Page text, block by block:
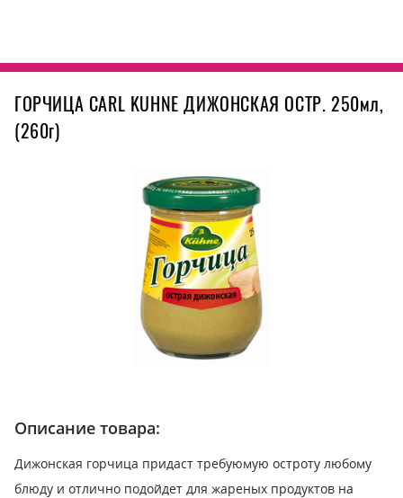
ГОРЧИЦА CARL KUHNE ДИЖОНСКАЯ ОСТР. 250мл,
(260г)
Описание товара:
Дижонская горчица придаст требуюмую остроту любому
блюду и отлично подойдет для жареных продуктов на